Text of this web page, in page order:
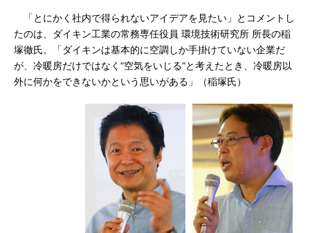
「とにかく社内で得られないアイデアを見たい」とコメントし
たのは、ダイキン工業の常務専任役員 環境技術研究所 所長の稲
塚徹氏。「ダイキンは基本的に空調しか手掛けていない企業だ
が、冷暖房だけではなく“空気をいじる”と考えたとき、冷暖房以
外に何かをできないかという思いがある」（稲塚氏）